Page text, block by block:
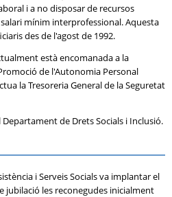
i a no disposar de recursos
mínim interprofessional. Aquesta
des de l'agost de 1992.
està encomanada a la
de l'Autonomia Personal
la Tresoreria General de la Seguretat
de Drets Socials i Inclusió.
i Serveis Socials va implantar el
jubilació les reconegudes inicialment